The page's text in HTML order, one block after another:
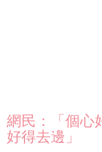
網民：「個心
好得去邊」